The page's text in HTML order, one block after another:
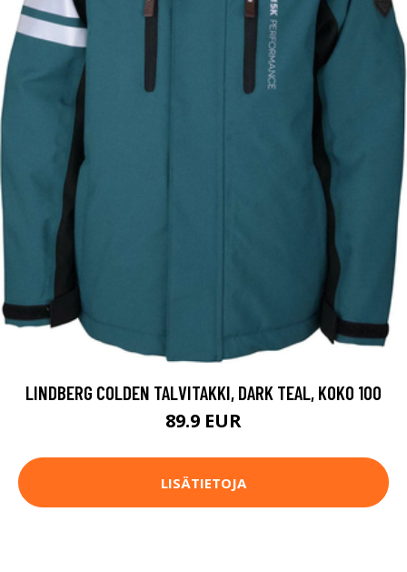
LINDBERG COLDEN TALVITAKKI, DARK TEAL, KOKO 100
89.9 EUR
LISÄTIETOJA